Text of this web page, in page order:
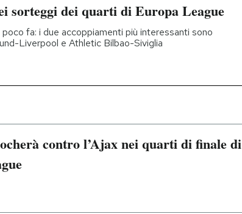
calcio 2026
sorteggi dei quarti di Europa League
fa: i due accoppiamenti più interessanti sono
Liverpool e Athletic Bilbao-Siviglia
contro l’Ajax nei quarti di finale di